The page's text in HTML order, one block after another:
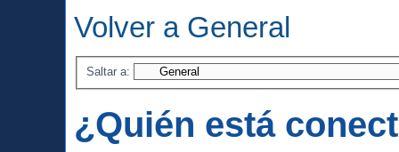
Volver a General
Saltar a:
¿Quién está